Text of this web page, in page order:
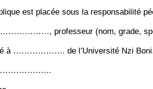
est placée sous la responsabilité
professeur (nom, grade,
à ………………. de l’Université Nzi